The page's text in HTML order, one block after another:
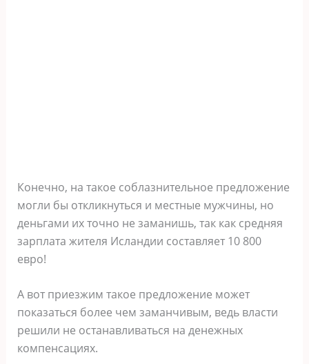
Конечно, на такое соблазнительное предложение
могли бы откликнуться и местные мужчины, но
деньгами их точно не заманишь, так как средняя
зарплата жителя Исландии составляет 10 800
евро!
А вот приезжим такое предложение может
показаться более чем заманчивым, ведь власти
решили не останавливаться на денежных
компенсациях.